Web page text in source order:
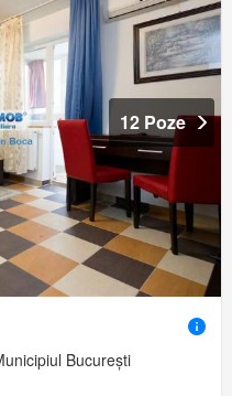
12 Poze
București